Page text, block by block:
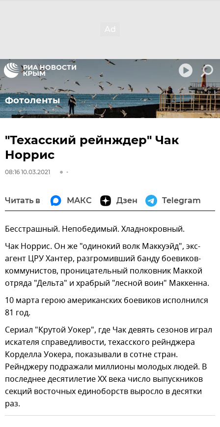
Фотоленты
"Техасский рейнждер" Чак
Норрис
08:16 10.03.2021
Читать в МАКС Дзен Telegram
Бесстрашный. Непобедимый. Хладнокровный.
Чак Норрис. Он же "одинокий волк Маккуэйд", экс-
агент ЦРУ Хантер, разгромивший банду боевиков-
коммунистов, проницательный полковник Маккой
отряда "Дельта" и храбрый "лесной воин" Маккенна.
10 марта герою американских боевиков исполнился
81 год.
Сериал "Крутой Уокер", где Чак девять сезонов играл
искателя справедливости, техасского рейнджера
Корделла Уокера, показывали в сотне стран.
Рейнджеру подражали миллионы молодых людей. В
последнее десятилетие ХХ века число выпускников
секций восточных единоборств выросло в десятки
раз.